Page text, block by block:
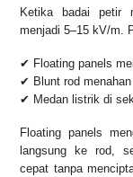
Ketika badai petir
menjadi 5–15 kV/m.
✔ Floating panels
✔ Blunt rod
✔ Medan listrik di
Floating panels
langsung ke rod,
cepat tanpa